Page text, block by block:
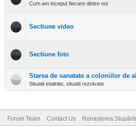
Cum am inceput fiecare dintre noi
Sectiune video
Sectiune foto
Starea de sanatate a coloniilor de
Situatii intalnite, situatii rezolvate
Forum Team Contact Us Renașterea